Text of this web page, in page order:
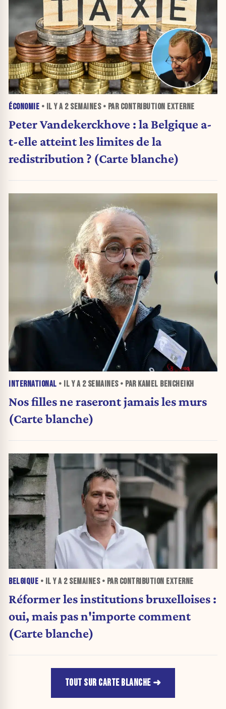
ÉCONOMIE • IL Y A 2 SEMAINES• PAR CONTRIBUTION EXTERNE
Peter Vandekerckhove : la Belgique a-
t-elle atteint les limites de la
redistribution ? (Carte blanche)
INTERNATIONAL • IL Y A 2 SEMAINES• PAR KAMEL BENCHEIKH
Nos filles ne raseront jamais les murs
(Carte blanche)
BELGIQUE • IL Y A 2 SEMAINES• PAR CONTRIBUTION EXTERNE
Réformer les institutions bruxelloises :
oui, mais pas n'importe comment
(Carte blanche)
TOUT SUR CARTE BLANCHE